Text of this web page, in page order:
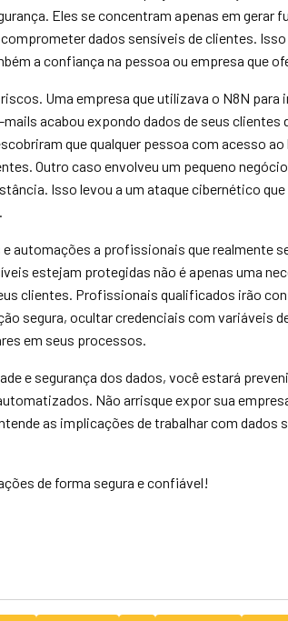
Eles se concentram apenas em gerar
dados sensíveis de clientes.
a confiança na pessoa ou empresa que
Uma empresa que utilizava o N8N para
acabou expondo dados de seus clientes
que qualquer pessoa com acesso
Outro caso envolveu um pequeno
Isso levou a um ataque cibernético
automações a profissionais que realmente
estejam protegidas não é apenas uma
clientes. Profissionais qualificados irão
segura, ocultar credenciais com variáveis
em seus processos.
e segurança dos dados, você estará
Não arrisque expor sua
as implicações de trabalhar com dados
de forma segura e confiável!